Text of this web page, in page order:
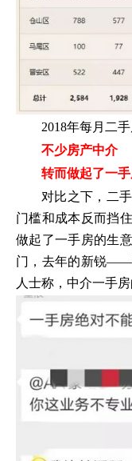
2018年每月二
不少房产中介
转而做起了一
对比之下，二
门槛和成本反而挡
做起了一手房的生
门，去年的新锐——
人士称，中介一手